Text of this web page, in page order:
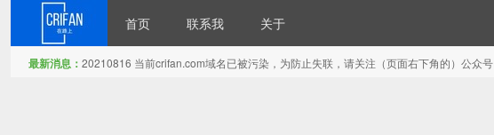
首页 联系我 关于
最新消息： 20210816 当前crifan.com域名已被污染，为防止失联，请关注（页面右下角的）公众号